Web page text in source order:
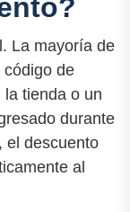
La mayoría de
código de
tienda o un
durante
el descuento
al